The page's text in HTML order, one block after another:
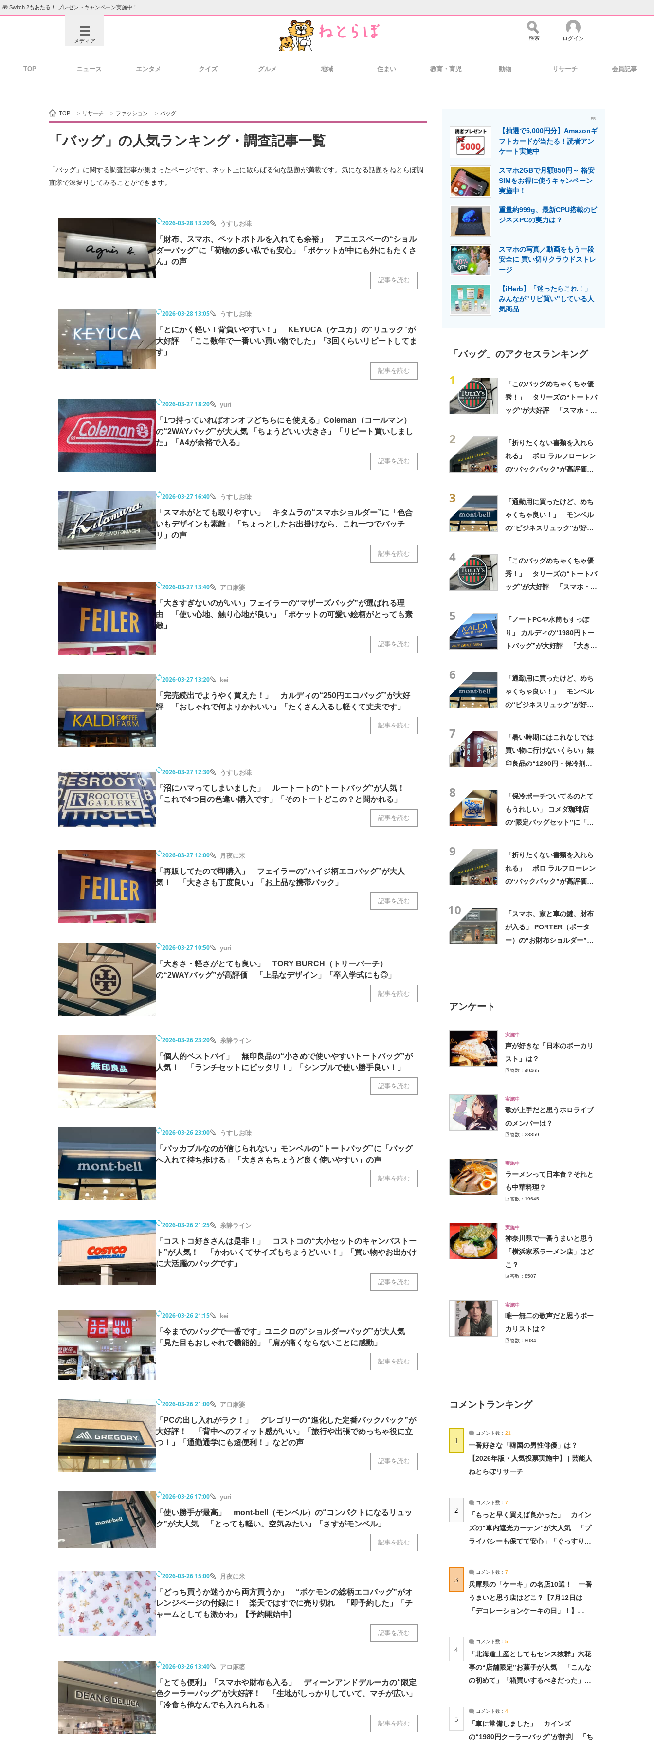
🎁 Switch 2もあたる！ プレゼントキャンペーン実施中！
メディア
AI活用のいまが分かる 経営リーダーのコミュニティ マーケ×ITの今がよく分かる
ITエンジニア向け専門サイト 製造業のIT導入・活用を支援
エレクトロニクス専門サイト エネルギーの専門メディア 建設×テクノロジーの最前線
ちょっと気になるネットの話題
検索 ログイン
TOP ニュース エンタメ クイズ グルメ 地域 住まい 教育・育児 動物 リサーチ 会員記事
TOP > リサーチ > ファッション > バッグ
「バッグ」の人気ランキング・調査記事一覧
「バッグ」に関する調査記事が集まったページです。ネット上に散らばる旬な話題が満載です。気になる話題をねとらぼ調
査隊で深堀りしてみることができます。
2026-03-28 13:20 うすしお味
「財布、スマホ、ペットボトルを入れても余裕」 アニエスベーの“ショル
ダーバッグ”に「荷物の多い私でも安心」「ポケットが中にも外にもたくさ
ん」の声
記事を読む
2026-03-28 13:05 うすしお味
「とにかく軽い！背負いやすい！」 KEYUCA（ケユカ）の“リュック”が
大好評 「ここ数年で一番いい買い物でした」「3回くらいリピートしてま
す」
記事を読む
2026-03-27 18:20 yuri
「1つ持っていればオンオフどちらにも使える」Coleman（コールマン）
の“2WAYバッグ”が大人気 「ちょうどいい大きさ」「リピート買いしまし
た」「A4が余裕で入る」
記事を読む
2026-03-27 16:40 うすしお味
「スマホがとても取りやすい」 キタムラの“スマホショルダー”に「色合
いもデザインも素敵」「ちょっとしたお出掛けなら、これ一つでバッチ
リ」の声
記事を読む
2026-03-27 13:40 アロ麻婆
「大きすぎないのがいい」フェイラーの“マザーズバッグ”が選ばれる理
由 「使い心地、触り心地が良い」「ポケットの可愛い絵柄がとっても素
敵」
記事を読む
2026-03-27 13:20 kei
「完売続出でようやく買えた！」 カルディの“250円エコバッグ”が大好
評 「おしゃれで何よりかわいい」「たくさん入るし軽くて丈夫です」
記事を読む
2026-03-27 12:30 うすしお味
「沼にハマってしまいました」 ルートートの“トートバッグ”が人気！
「これで4つ目の色違い購入です」「そのトートどこの？と聞かれる」
記事を読む
2026-03-27 12:00 月夜に米
「再販してたので即購入」 フェイラーの“ハイジ柄エコバッグ”が大人
気！ 「大きさも丁度良い」「お上品な携帯バック」
記事を読む
2026-03-27 10:50 yuri
「大きさ・軽さがとても良い」 TORY BURCH（トリーバーチ）
の“2WAYバッグ”が高評価 「上品なデザイン」「卒入学式にも◎」
記事を読む
2026-03-26 23:20 糸静ライン
「個人的ベストバイ」 無印良品の“小さめで使いやすいトートバッグ”が
人気！ 「ランチセットにピッタリ！」「シンプルで使い勝手良い！」
記事を読む
2026-03-26 23:00 うすしお味
「パッカブルなのが信じられない」モンベルの“トートバッグ”に「バッグ
へ入れて持ち歩ける」「大きさもちょうど良く使いやすい」の声
記事を読む
2026-03-26 21:25 糸静ライン
「コストコ好きさんは是非！」 コストコの“大小セットのキャンバストー
ト”が人気！ 「かわいくてサイズもちょうどいい！」「買い物やお出かけ
に大活躍のバッグです」
記事を読む
2026-03-26 21:15 kei
「今までのバッグで一番です」ユニクロの“ショルダーバッグ”が大人気
「見た目もおしゃれで機能的」「肩が痛くならないことに感動」
記事を読む
2026-03-26 21:00 アロ麻婆
「PCの出し入れがラク！」 グレゴリーの“進化した定番バックパック”が
大好評！ 「背中へのフィット感がいい」「旅行や出張でめっちゃ役に立
つ！」「通勤通学にも超便利！」などの声
記事を読む
2026-03-26 17:00 yuri
「使い勝手が最高」 mont-bell（モンベル）の“コンパクトになるリュッ
ク”が大人気 「とっても軽い。空気みたい」「さすがモンベル」
記事を読む
2026-03-26 15:00 月夜に米
「どっち買うか迷うから両方買うか」 “ポケモンの総柄エコバッグ”がオ
レンジページの付録に！ 楽天ではすでに売り切れ 「即予約した」「チ
ャームとしても激かわ」【予約開始中】
記事を読む
2026-03-26 13:40 アロ麻婆
「とても便利」「スマホや財布も入る」 ディーンアンドデルーカの“限定
色クーラーバッグ”が大好評！ 「生地がしっかりしていて、マチが広い」
「冷食も他なんでも入れられる」
記事を読む
- PR -
【抽選で5,000円分】Amazonギ
フトカードが当たる！読者アン
ケート実施中
スマホ2GBで月額850円～ 格安
SIMをお得に使うキャンペーン
実施中！
重量約999g、最新CPU搭載のビ
ジネスPCの実力は？
スマホの写真／動画をもう一段
安全に 買い切りクラウドストレ
ージ
【iHerb】「迷ったらこれ！」
みんなが"リピ買い"している人
気商品
「バッグ」のアクセスランキング
1
「このバッグめちゃくちゃ優
秀！」 タリーズの“トートバ
ッグ”が大好評 「スマホ・財
2
「折りたくない書類を入れら
れる」 ポロ ラルフローレン
の“バックパック”が高評価
3
「通勤用に買ったけど、めち
ゃくちゃ良い！」 モンベル
の“ビジネスリュック”が好
4
「このバッグめちゃくちゃ優
秀！」 タリーズの“トートバ
ッグ”が大好評 「スマホ・財
5
「ノートPCや水筒もすっぽ
り」 カルディの“1980円トー
トバッグ”が大好評 「大きさ
6
「通勤用に買ったけど、めち
ゃくちゃ良い！」 モンベル
の“ビジネスリュック”が好
7
「暑い時期にはこれなしでは
買い物に行けないくらい」無
印良品の“1290円・保冷剤ポ
8
「保冷ポーチついてるのとて
もうれしい」 コメダ珈琲店
の“限定バッグセット”に「ペ
9
「折りたくない書類を入れら
れる」 ポロ ラルフローレン
の“バックパック”が高評価
10
「スマホ、家と車の鍵、財布
が入る」 PORTER（ポータ
ー）の“お財布ショルダー”が
アンケート
実施中
声が好きな「日本のボーカリ
スト」は？
回答数：49465
実施中
歌が上手だと思うホロライブ
のメンバーは？
回答数：23859
実施中
ラーメンって日本食？それと
も中華料理？
回答数：19645
実施中
神奈川県で一番うまいと思う
「横浜家系ラーメン店」はど
こ？
回答数：8507
実施中
唯一無二の歌声だと思うボー
カリストは？
回答数：8084
コメントランキング
1
コメント数： 21
一番好きな「韓国の男性俳優」は？
【2026年版・人気投票実施中】 | 芸能人
ねとらぼリサーチ
2
コメント数： 7
「もっと早く買えば良かった」 カイン
ズの“車内遮光カーテン”が大人気 「プ
ライバシーも保てて安心」「ぐっすり眠
3
コメント数： 7
兵庫県の「ケーキ」の名店10選！ 一番
うまいと思う店はどこ？【7月12日は
「デコレーションケーキの日」！】
4
コメント数： 5
「北海道土産としてもセンス抜群」六花
亭の“店舗限定”お菓子が人気 「こんな
の初めて」「箱買いするべきだった」
5
コメント数： 4
「車に常備しました」 カインズ
の“1980円クーラーバッグ”が評判 「ち